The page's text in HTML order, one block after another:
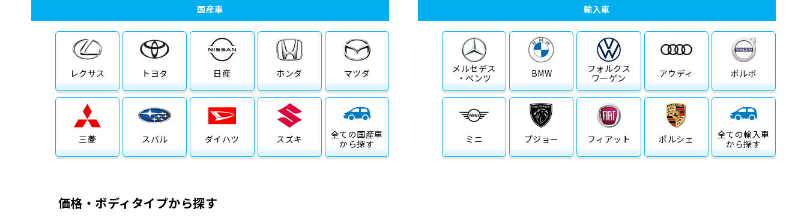
国産車
レクサス トヨタ 日産 ホンダ マツダ
三菱 スバル ダイハツ スズキ 全ての国産車
から探す
輸入車
メルセデス
・ベンツ
BMW
フォルクス
ワーゲン
アウディ ボルボ
ミニ プジョー フィアット ポルシェ 全ての輸入車
から探す
価格・ボディタイプから探す